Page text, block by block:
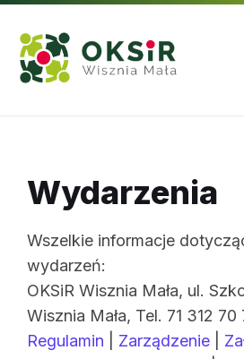
Skip
content
Skip
main
navigation
Skip
footer
Wydarzenia
Wszelkie informacje
wydarzeń:
OKSiR Wisznia Mała, ul.
Wisznia Mała, Tel. 71 312 70
Regulamin
Zarządzenie